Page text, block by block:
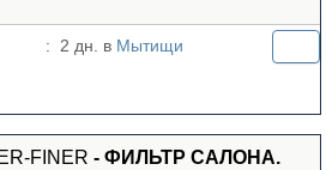
: 2 дн. в Мытищи
FINER - ФИЛЬТР САЛОНА.